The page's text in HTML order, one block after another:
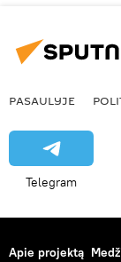
PASAULYJE
Telegram
Apie projektą